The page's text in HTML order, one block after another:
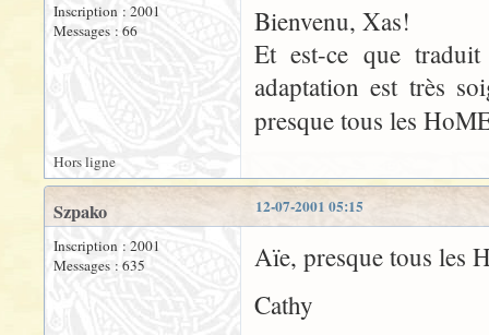
Inscription : 2001
Messages : 66
Bienvenu, Xas!
Et est-ce que
adaptation est très
presque tous les
Hors ligne
12-07-2001 05:15
Szpako
Inscription : 2001
Messages : 635
Aïe, presque tous les
Cathy